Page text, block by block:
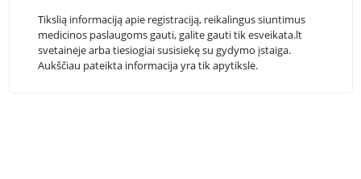
Tikslią informaciją apie registraciją, reikalingus siuntimus
medicinos paslaugoms gauti, galite gauti tik esveikata.lt
svetainėje arba tiesiogiai susisiekę su gydymo įstaiga.
Aukščiau pateikta informacija yra tik apytikslė.